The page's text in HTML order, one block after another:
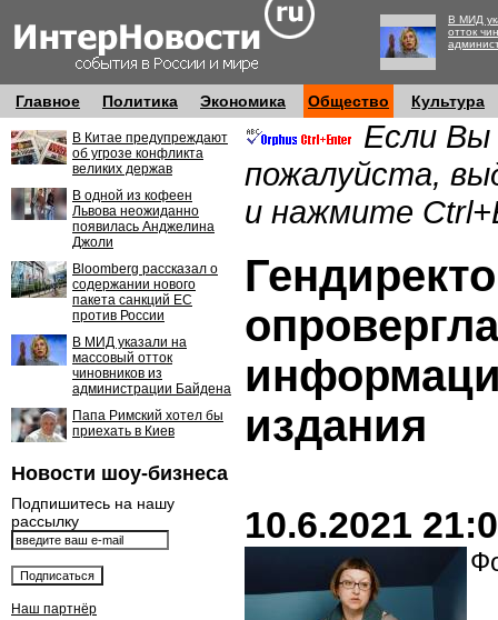
В МИД
отток
Главное Политика Экономика Общество Культура
В Китае предупреждают
об угрозе конфликта
великих держав
В одной из кофеен
Львова неожиданно
появилась Анджелина
Джоли
Bloomberg рассказал о
содержании нового
пакета санкций ЕС
против России
В МИД указали на
массовый отток
чиновников из
администрации Байдена
Папа Римский хотел бы
приехать в Киев
Новости шоу-бизнеса
Подпишитесь на нашу
рассылку
Наш партнёр
Если Вы
пожалуйста,
и нажмите
опровергла
издания
10.6.2021